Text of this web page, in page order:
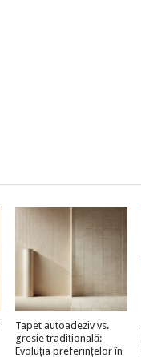
Tapet autoadeziv vs.
gresie tradițională:
Evoluția preferințelor în